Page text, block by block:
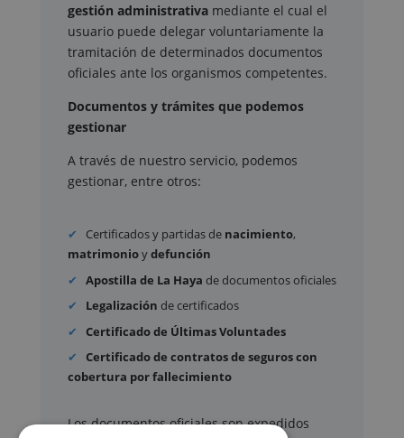
gestión administrativa mediante el cual el
usuario puede delegar voluntariamente la
tramitación de determinados documentos
oficiales ante los organismos competentes.
Documentos y trámites que podemos
gestionar
A través de nuestro servicio, podemos
gestionar, entre otros:
Certificados y partidas de nacimiento,
matrimonioydefunción
Apostilla de La Haya de documentos oficiales
Legalización de certificados
Certificado de Últimas Voluntades
Certificado de contratos de seguros con
cobertura por fallecimiento
Los documentos oficiales son expedidos